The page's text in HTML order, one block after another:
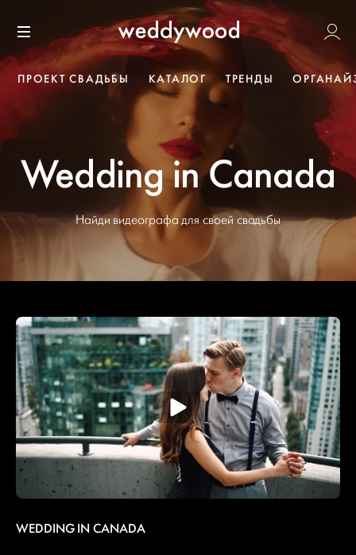
к содержанию
Меню
Weddywood
ПРОЕКТ СВАДЬБЫ КАТАЛОГ ТРЕНДЫ
Wedding in Canada
Найди видеографа для своей свадьбы
WEDDING IN CANADA